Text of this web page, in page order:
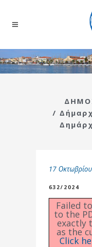
/
17
632/2024
Failed
to the
exactly
as the
Click